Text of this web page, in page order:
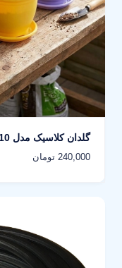
گلدان کلاسیک مدل G3010 بسته 6 عددی
240,000 تومان